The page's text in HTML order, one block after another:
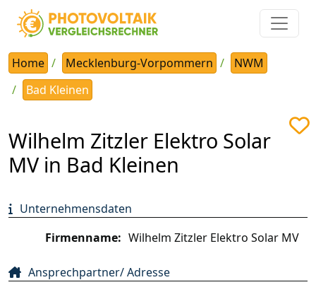
Home Mecklenburg-Vorpommern
NWM
Bad Kleinen
Wilhelm Zitzler Elektro Solar
MV in Bad Kleinen
Unternehmensdaten
Firmenname: Wilhelm Zitzler Elektro Solar MV
Ansprechpartner/ Adresse